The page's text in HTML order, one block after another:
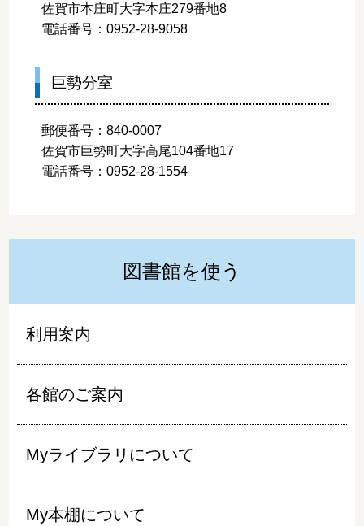
佐賀市本庄町大字本庄279番地8
電話番号：0952-28-9058
巨勢分室
郵便番号：840-0007
佐賀市巨勢町大字高尾104番地17
電話番号：0952-28-1554
図書館を使う
利用案内
各館のご案内
Myライブラリについて
My本棚について